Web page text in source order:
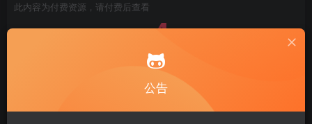
此内容为付费资源，请付费后查看
4
立即购买
公告